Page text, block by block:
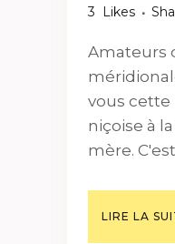
3
Likes
Amateurs
vous cette
niçoise à
mère.
LIRE LA